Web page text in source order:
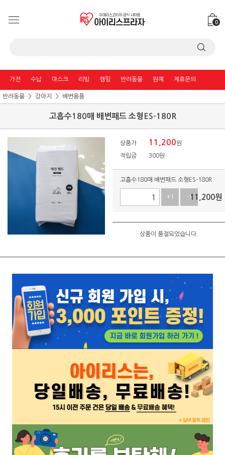
0
가전 수납 마스크 리빙 캠핑 반려동물 원예 제휴문의
반려동물 강아지 배변용품
고흡수180매 배변패드 소형ES-180R
상품가 11,200원
적립금 300원
고흡수180매 배변패드 소형ES-180R
+1 -111,200원
상품이 품절되었습니다.